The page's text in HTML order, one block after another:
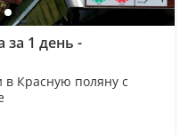
за 1 день -
в Красную поляну с